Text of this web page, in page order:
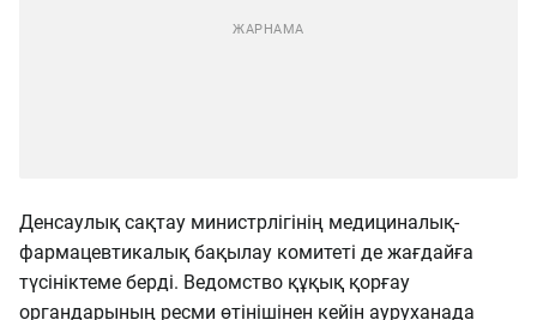
Денсаулық сақтау министрлігінің медициналық-
фармацевтикалық бақылау комитеті де жағдайға
түсініктеме берді. Ведомство құқық қорғау
органдарының ресми өтінішінен кейін ауруханада